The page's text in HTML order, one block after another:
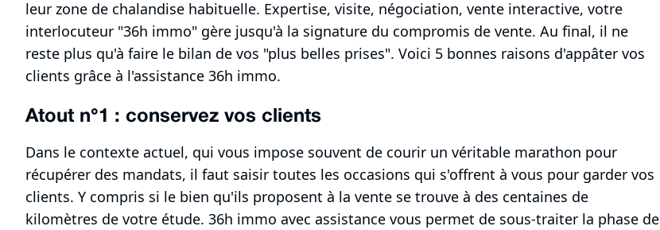
leur zone de chalandise habituelle. Expertise, visite, négociation, vente interactive, votre
interlocuteur "36h immo" gère jusqu'à la signature du compromis de vente. Au final, il ne
reste plus qu'à faire le bilan de vos "plus belles prises". Voici 5 bonnes raisons d'appâter vos
clients grâce à l'assistance 36h immo.
Atout n°1 : conservez vos clients
Dans le contexte actuel, qui vous impose souvent de courir un véritable marathon pour
récupérer des mandats, il faut saisir toutes les occasions qui s'offrent à vous pour garder vos
clients. Y compris si le bien qu'ils proposent à la vente se trouve à des centaines de
kilomètres de votre étude. 36h immo avec assistance vous permet de sous-traiter la phase de